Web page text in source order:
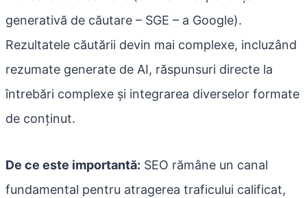
generativă de căutare – SGE – a Google).
Rezultatele căutării devin mai complexe, incluzând
rezumate generate de AI, răspunsuri directe la
întrebări complexe și integrarea diverselor formate
de conținut.
De ce este importantă: SEO rămâne un canal
fundamental pentru atragerea traficului calificat,